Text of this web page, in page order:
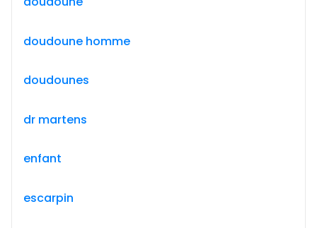
doudoune homme
doudounes
dr martens
enfant
escarpin